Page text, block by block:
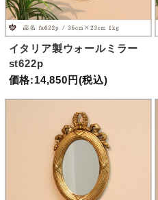
イタリア製ウォールミラー
st622p
価格:14,850円(税込)